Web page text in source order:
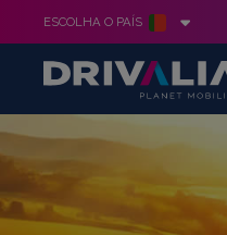
ESCOLHA O PAÍS